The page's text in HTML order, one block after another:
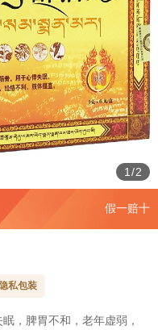
1 /2
假一赔十
隐私包装
，脾胃不和，老年虚弱，